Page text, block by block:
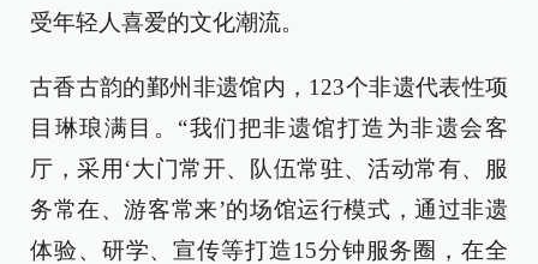
受年轻人喜爱的文化潮流。
古香古韵的鄞州非遗馆内，123个非遗代表性项
目琳琅满目。“我们把非遗馆打造为非遗会客
厅，采用‘大门常开、队伍常驻、活动常有、服
务常在、游客常来’的场馆运行模式，通过非遗
体验、研学、宣传等打造15分钟服务圈，在全